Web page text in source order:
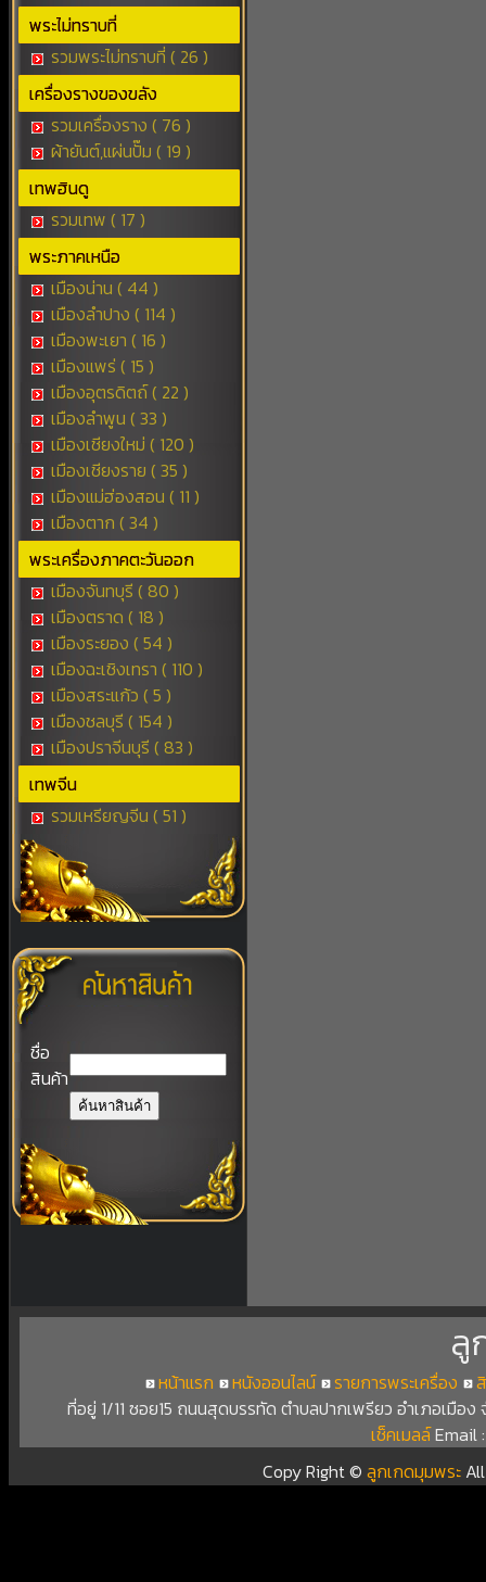
พระไม่ทราบที่
รวมพระไม่ทราบที่ ( 26 )
เครื่องรางของขลัง
รวมเครื่องราง ( 76 )
ผ้ายันต์,แผ่นปั๊ม ( 19 )
เทพฮินดู
รวมเทพ ( 17 )
พระภาคเหนือ
เมืองน่าน ( 44 )
เมืองลำปาง ( 114 )
เมืองพะเยา ( 16 )
เมืองแพร่ ( 15 )
เมืองอุตรดิตถ์ ( 22 )
เมืองลำพูน ( 33 )
เมืองเชียงใหม่ ( 120 )
เมืองเชียงราย ( 35 )
เมืองแม่ฮ่องสอน ( 11 )
เมืองตาก ( 34 )
พระเครื่องภาคตะวันออก
เมืองจันทบุรี ( 80 )
เมืองตราด ( 18 )
เมืองระยอง ( 54 )
เมืองฉะเชิงเทรา ( 110 )
เมืองสระแก้ว ( 5 )
เมืองชลบุรี ( 154 )
เมืองปราจีนบุรี ( 83 )
เทพจีน
รวมเหรียญจีน ( 51 )
ชื่อ
สินค้า
ลู
หน้าแรก หนังออนไลน์ รายการพระเครื่อง
ที่อยู่ 1/11 ซอย15 ถนนสุดบรรทัด ตำบลปากเพรียว อำเภอเมือ
เช็คเมลล์Email
Copy Right ©ลูกเกดมุมพระ